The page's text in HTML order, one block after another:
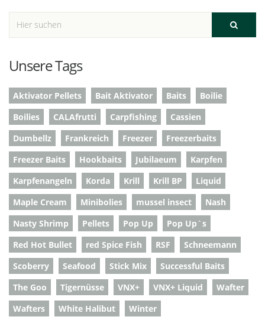
Unsere Tags
Aktivator Pellets Bait Aktivator Baits
Boilie
Boilies
CALAfrutti Carpfishing
Cassien
Dumbellz
Frankreich Freezer
Freezerbaits
Freezer Baits
Hookbaits Jubilaeum
Karpfen
Karpfenangeln
Korda Krill Krill BP
Liquid
Maple Cream
Minibolies mussel insect
Nash
Nasty Shrimp
Pellets Pop Up
Pop Up`s
Red Hot Bullet
red Spice Fish RSF
Schneemann
Scoberry
Seafood Stick Mix
Successful Baits
The Goo
Tigernüsse VNX+ VNX+ Liquid
Wafter
Wafters
White Halibut Winter